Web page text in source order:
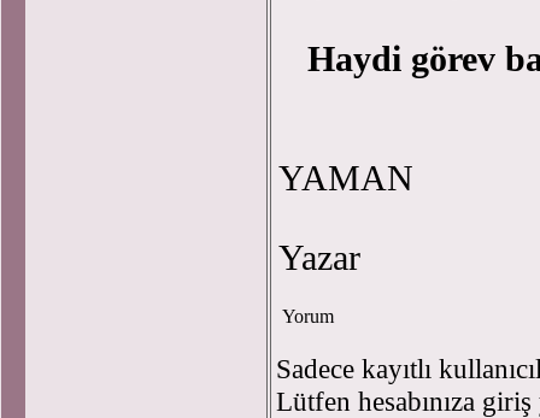
Haydi görev
YAMAN
Yazar
Yorum
Sadece kayıtlı
Lütfen hesabınıza